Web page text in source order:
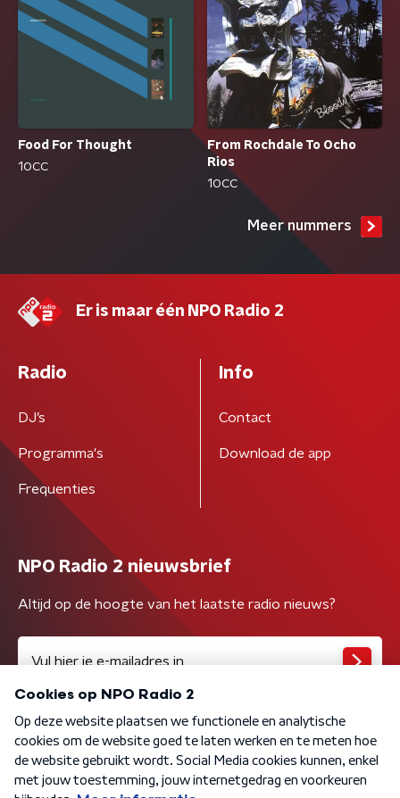
Food For Thought
10CC
From Rochdale To Ocho
Rios
10CC
Meer nummers
Er is maar één NPO Radio 2
Radio
DJ’s
Programma's
Frequenties
Info
Contact
Download de app
NPO Radio 2 nieuwsbrief
Altijd op de hoogte van het laatste radio nieuws?
Algemene voorwaarden